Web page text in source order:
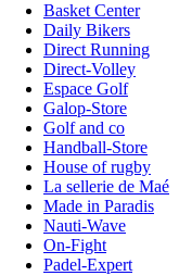
Basket Center
Daily Bikers
Direct Running
Direct-Volley
Espace Golf
Galop-Store
Golf and co
Handball-Store
House of rugby
La sellerie de Maé
Made in Paradis
Nauti-Wave
On-Fight
Padel-Expert